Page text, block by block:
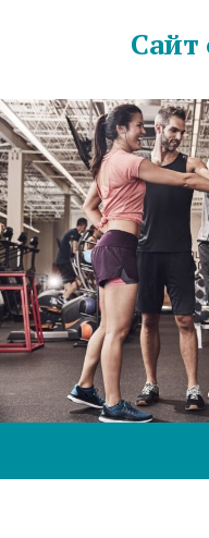
Сайт